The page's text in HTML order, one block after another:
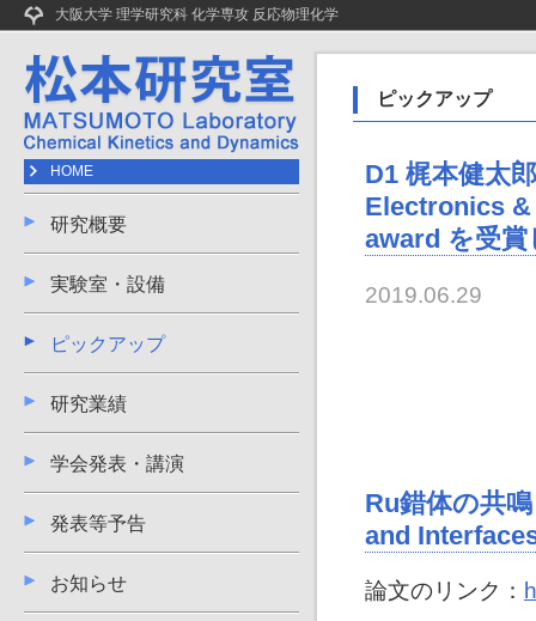
大阪大学 理学研究科 化学専攻 反応物理化学
HOME
研究概要
実験室・設備
ピックアップ
研究業績
学会発表・講演
発表等予告
お知らせ
ピックアップ
D1 梶本健太
Electronics
award を受
2019.06.29
Ru錯体の共
and
論文のリンク：